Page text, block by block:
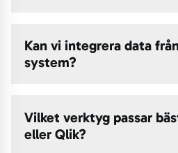
Kan vi integrera data
system?
Vilket verktyg passar
eller Qlik?